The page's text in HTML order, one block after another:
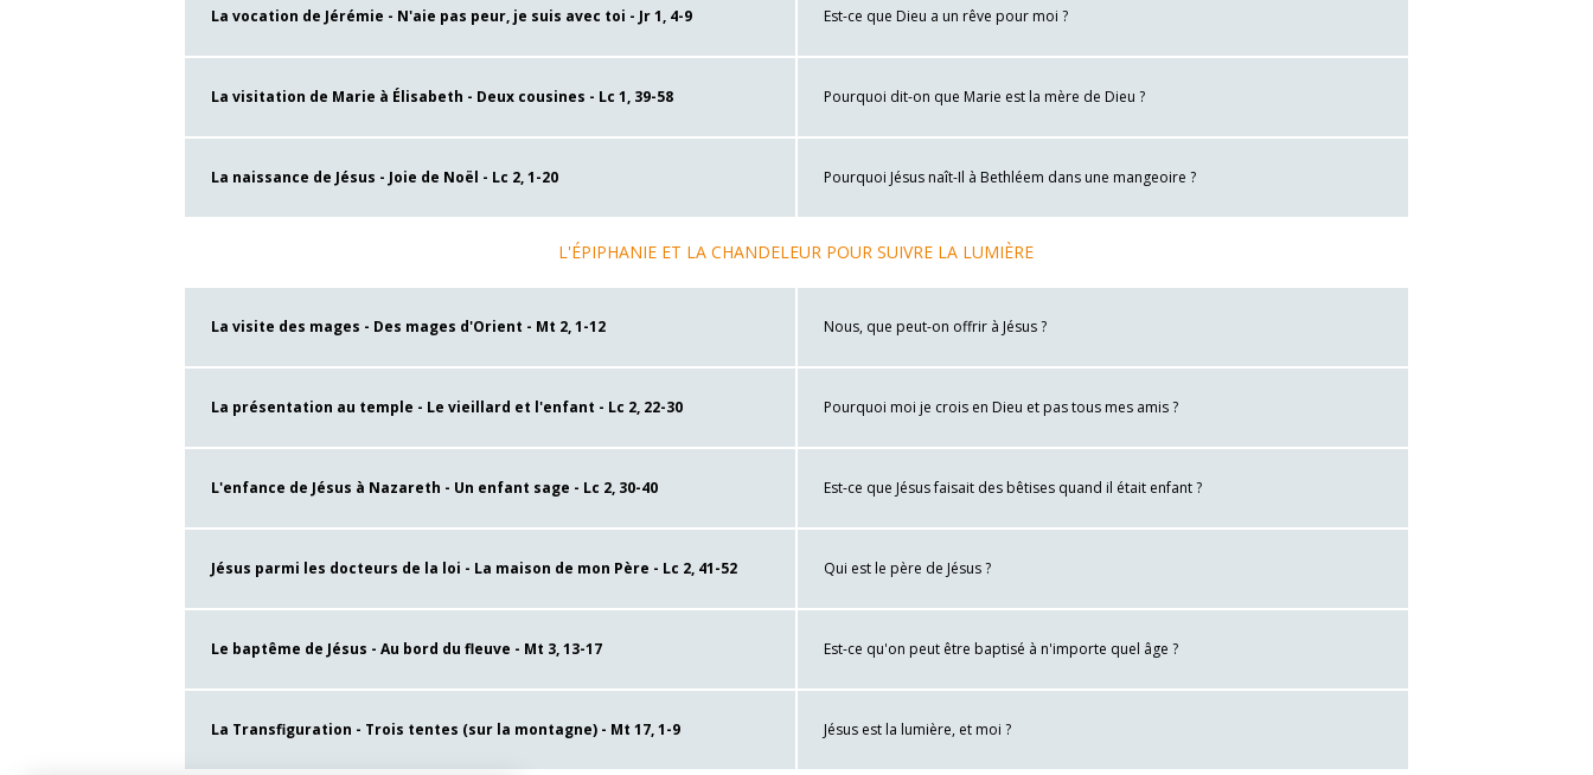
La vocation de Jérémie - N'aie pas peur, je suis avec toi - Jr 1, 4-9 Est-ce que Dieu a un rêve pour moi ?
La visitation de Marie à Élisabeth - Deux cousines - Lc 1, 39-58 Pourquoi dit-on que Marie est la mère de Dieu ?
La naissance de Jésus - Joie de Noël - Lc 2, 1-20 Pourquoi Jésus naît-Il à Bethléem dans une mangeoire ?
L'ÉPIPHANIE ET LA CHANDELEUR POUR SUIVRE LA LUMIÈRE
La visite des mages - Des mages d'Orient - Mt 2, 1-12 Nous, que peut-on offrir à Jésus ?
La présentation au temple - Le vieillard et l'enfant - Lc 2, 22-30 Pourquoi moi je crois en Dieu et pas tous mes amis ?
L'enfance de Jésus à Nazareth - Un enfant sage - Lc 2, 30-40 Est-ce que Jésus faisait des bêtises quand il était enfant ?
Jésus parmi les docteurs de la loi - La maison de mon Père - Lc 2, 41-52 Qui est le père de Jésus ?
Le baptême de Jésus - Au bord du fleuve - Mt 3, 13-17 Est-ce qu'on peut être baptisé à n'importe quel âge ?
La Transfiguration - Trois tentes (sur la montagne) - Mt 17, 1-9 Jésus est la lumière, et moi ?